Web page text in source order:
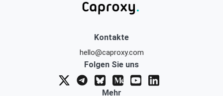
Kontakte
hello@caproxy.com
Folgen Sie uns
Mehr